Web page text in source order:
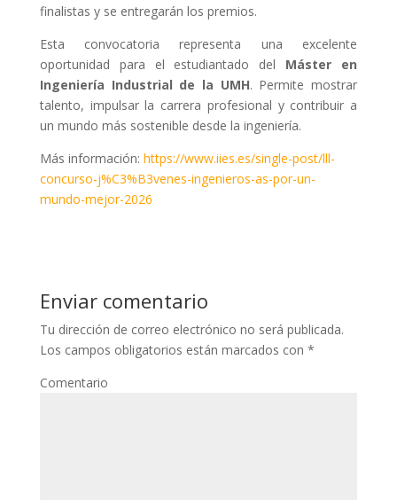
finalistas y se entregarán los premios.
Esta convocatoria representa una excelente
oportunidad para el estudiantado del Máster en
Ingeniería Industrial de la UMH. Permite mostrar
talento, impulsar la carrera profesional y contribuir a
un mundo más sostenible desde la ingeniería.
Más información: https://www.iies.es/single-post/lll-
concurso-j%C3%B3venes-ingenieros-as-por-un-
mundo-mejor-2026
Enviar comentario
Tu dirección de correo electrónico no será publicada.
Los campos obligatorios están marcados con *
Comentario